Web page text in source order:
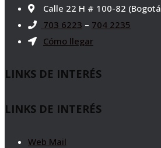
Calle 22 H # 100-82
703 6223 – 704 2235
Cómo llegar
LINKS DE INTERÉS
LINKS DE INTERÉS
Web Mail